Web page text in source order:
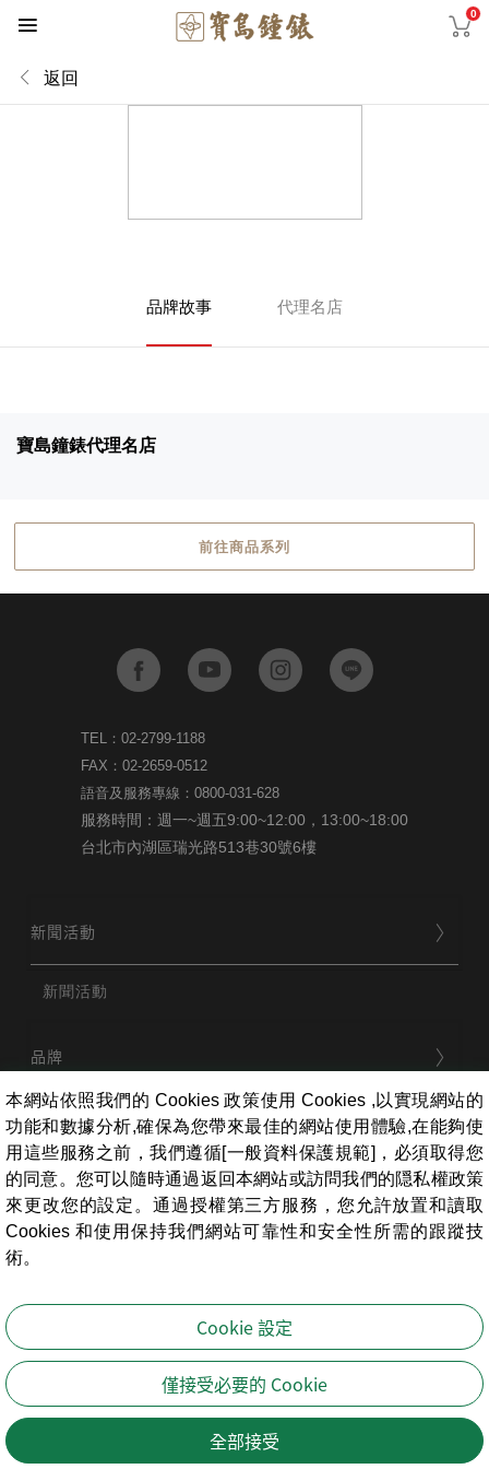
0
返回
品牌故事 代理名店
寶島鐘錶代理名店
前往商品系列
TEL：02-2799-1188
FAX：02-2659-0512
語音及服務專線：0800-031-628
服務時間：週一~週五9:00~12:00，13:00~18:00
台北市內湖區瑞光路513巷30號6樓
新聞活動
新聞活動
品牌
用戶服務
條款相關
寶島鐘錶股份有限公司
版權所有
Copyright ©Formosa Watch Inc. All Rights Reserved.
本網站依照我們的 Cookies 政策使用 Cookies ,以實現網站的
功能和數據分析,確保為您帶來最佳的網站使用體驗,在能夠使
用這些服務之前，我們遵循[一般資料保護規範]，必須取得您
的同意。您可以隨時通過返回本網站或訪問我們的隠私權政策
來更改您的設定。通過授權第三方服務，您允許放置和讀取
Cookies 和使用保持我們網站可靠性和安全性所需的跟蹤技
術。
Cookie 設定
僅接受必要的 Cookie
全部接受